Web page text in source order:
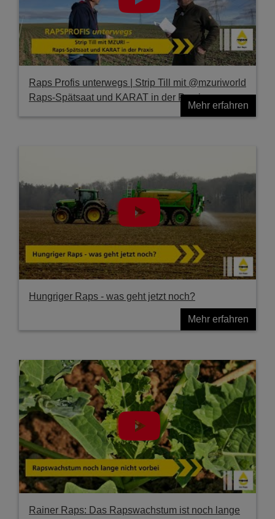
Raps Profis unterwegs | Strip Till mit @mzuriworld
Raps-Spätsaat und KARAT in der Praxis
Mehr erfahren
Hungriger Raps - was geht jetzt noch?
Mehr erfahren
Rainer Raps: Das Rapswachstum ist noch lange